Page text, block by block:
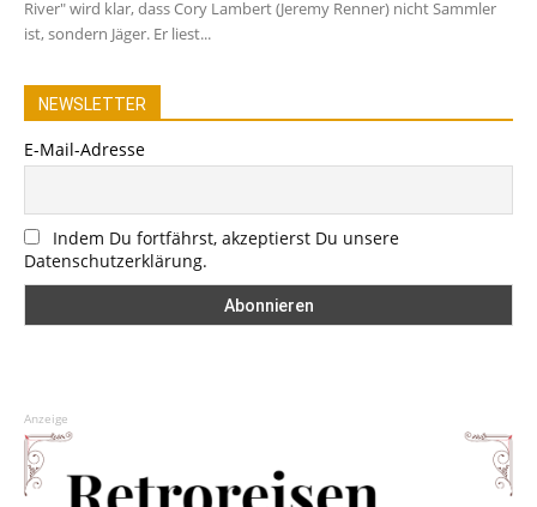
River" wird klar, dass Cory Lambert (Jeremy Renner) nicht Sammler
ist, sondern Jäger. Er liest...
NEWSLETTER
E-Mail-Adresse
Indem Du fortfährst, akzeptierst Du unsere
Datenschutzerklärung.
Anzeige